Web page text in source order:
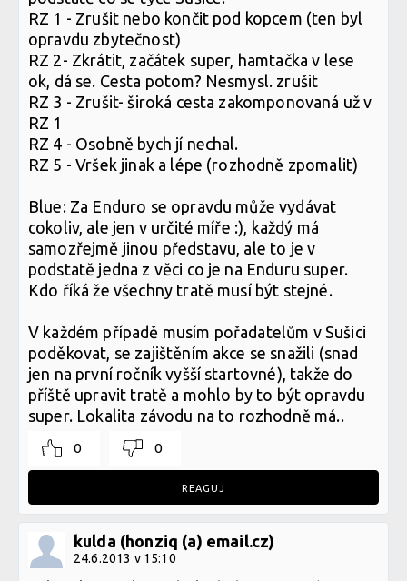
RZ 1 - Zrušit nebo končit pod kopcem (ten byl
opravdu zbytečnost)
RZ 2- Zkrátit, začátek super, hamtačka v lese
ok, dá se. Cesta potom? Nesmysl. zrušit
RZ 3 - Zrušit- široká cesta zakomponovaná už v
RZ 1
RZ 4 - Osobně bych jí nechal.
RZ 5 - Vršek jinak a lépe (rozhodně zpomalit)
Blue: Za Enduro se opravdu může vydávat
cokoliv, ale jen v určité míře :), každý má
samozřejmě jinou představu, ale to je v
podstatě jedna z věci co je na Enduru super.
Kdo říká že všechny tratě musí být stejné.
V každém případě musím pořadatelům v Sušici
poděkovat, se zajištěním akce se snažili (snad
jen na první ročník vyšší startovné), takže do
příště upravit tratě a mohlo by to být opravdu
super. Lokalita závodu na to rozhodně má..
0 0
REAGUJ
kulda (honziq (a) email.cz)
24.6.2013 v 15:10